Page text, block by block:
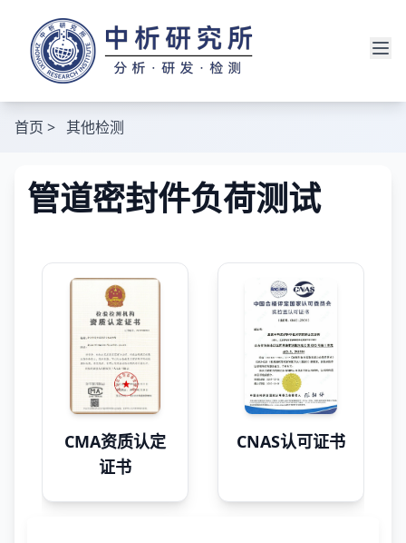
首页 > 其他检测
管道密封件负荷测试
CMA资质认定
证书
CNAS认可证书